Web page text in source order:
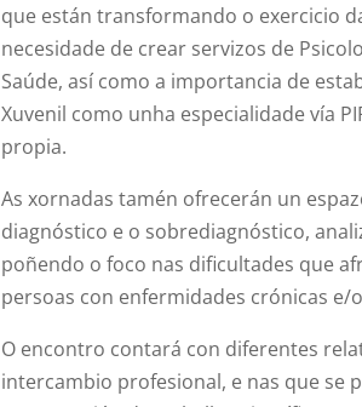
que están transformando o exercicio
necesidade de crear servizos de
Saúde, así como a importancia de
Xuvenil como unha especialidade vía
propia.
As xornadas tamén ofrecerán un
diagnóstico e o sobrediagnóstico,
poñendo o foco nas dificultades que
persoas con enfermidades crónicas e/
O encontro contará con diferentes
intercambio profesional, e nas que se